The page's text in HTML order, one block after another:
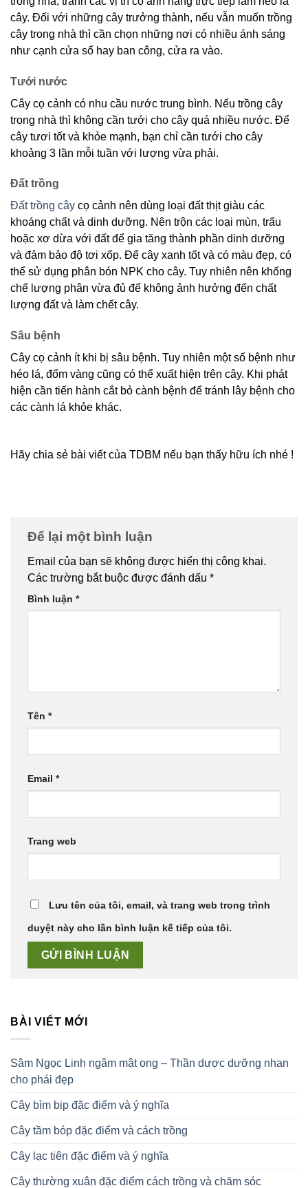
cây. Đối với những cây trưởng thành, nếu vẫn muốn trồng
cây trong nhà thì cần chọn những nơi có nhiều ánh sáng
như cạnh cửa sổ hay ban công, cửa ra vào.
Tưới nước
Cây cọ cảnh có nhu cầu nước trung bình. Nếu trồng cây
trong nhà thì không cần tưới cho cây quá nhiều nước. Để
cây tươi tốt và khỏe mạnh, bạn chỉ cần tưới cho cây
khoảng 3 lần mỗi tuần với lượng vừa phải.
Đất trồng
Đất trồng cây cọ cảnh nên dùng loại đất thịt giàu các
khoáng chất và dinh dưỡng. Nên trộn các loại mùn, trấu
hoặc xơ dừa với đất để gia tăng thành phần dinh dưỡng
và đảm bảo độ tơi xốp. Để cây xanh tốt và có màu đẹp, có
thể sử dụng phân bón NPK cho cây. Tuy nhiên nên khống
chế lượng phân vừa đủ để không ảnh hưởng đến chất
lượng đất và làm chết cây.
Sâu bệnh
Cây cọ cảnh ít khi bị sâu bệnh. Tuy nhiên một số bệnh như
héo lá, đốm vàng cũng có thể xuất hiện trên cây. Khi phát
hiện cần tiến hành cắt bỏ cành bệnh để tránh lây bệnh cho
các cành lá khỏe khác.
Hãy chia sẻ bài viết của TDBM nếu bạn thấy hữu ích nhé !
Để lại một bình luận
Email của bạn sẽ không được hiển thị công khai.
Các trường bắt buộc được đánh dấu *
Bình luận *
Tên *
Email *
Trang web
Lưu tên của tôi, email, và trang web trong trình
duyệt này cho lần bình luận kế tiếp của tôi.
BÀI VIẾT MỚI
Sâm Ngọc Linh ngâm mật ong – Thần dược dưỡng nhan
cho phái đẹp
Cây bìm bịp đặc điểm và ý nghĩa
Cây tầm bóp đặc điểm và cách trồng
Cây lạc tiên đặc điểm và ý nghĩa
Cây thường xuân đặc điểm cách trồng và chăm sóc